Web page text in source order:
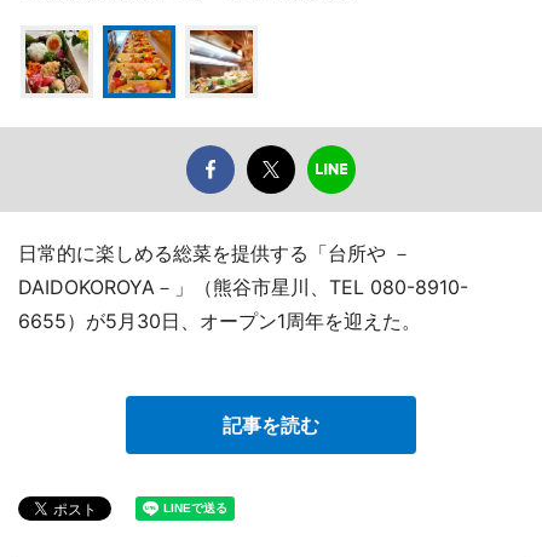
日常的に楽しめる総菜を提供する「台所や －
DAIDOKOROYA－」（熊谷市星川、TEL 080-8910-
6655）が5月30日、オープン1周年を迎えた。
記事を読む